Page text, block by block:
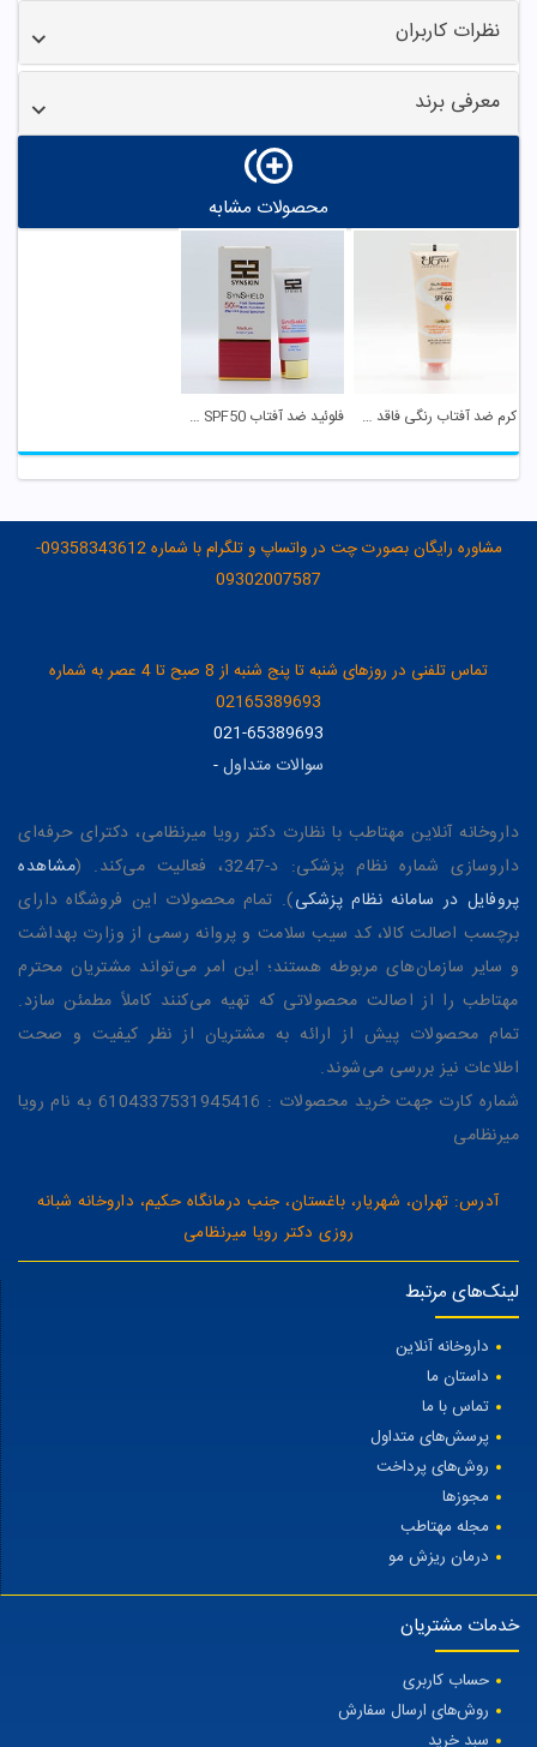
نظرات کاربران
معرفی برند
محصولات مشابه
کرم ضد آفتاب رنگی فاقد چربی SPF 60 سی گل فلوئید ضد آفتاب SPF50 ساین شیلد بژ طبیعی ساین ...
مشاوره رایگان بصورت چت در واتساپ و تلگرام با شماره 09358343612-
09302007587
تماس تلفنی در روزهای شنبه تا پنج شنبه از 8 صبح تا 4 عصر به شماره
02165389693
021-65389693
سوالات متداول-
داروخانه آنلاین مهتاطب با نظارت دکتر رویا میرنظامی، دکترای حرفه‌ای
داروسازی شماره نظام پزشکی: د-3247، فعالیت می‌کند. (
مشاهده
پروفایل در سامانه نظام پزشکی). تمام محصولات این فروشگاه دارای
برچسب اصالت کالا، کد سیب سلامت و پروانه رسمی از وزارت بهداشت
و سایر سازمان‌های مربوطه هستند؛ این امر می‌تواند مشتریان محترم
مهتاطب را از اصالت محصولاتی که تهیه می‌کنند کاملاً مطمئن سازد.
تمام محصولات پیش از ارائه به مشتریان از نظر کیفیت و صحت
اطلاعات نیز بررسی می‌شوند.
شماره کارت جهت خرید محصولات : 6104337531945416 به نام رویا
میرنظامی
آدرس: تهران، شهریار، باغستان، جنب درمانگاه حکیم، داروخانه شبانه
روزی دکتر رویا میرنظامی
لینک‌های مرتبط
داروخانه آنلاین
داستان ما
تماس با ما
پرسش‌های متداول
روش‌های پرداخت
مجوزها
مجله مهتاطب
درمان ریزش مو
خدمات مشتریان
حساب کاربری
روش‌های ارسال سفارش
سبد خرید